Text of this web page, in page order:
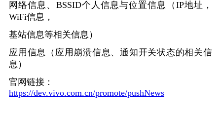
网络信息、 BSSID个人信息与位置信息（ IP地址，
WiFi信息，
基站信息等相关信息）
应用信息（应用崩溃信息、通知开关状态的相关信
息）
官网链接：
https://dev.vivo.com.cn/promote/pushNews